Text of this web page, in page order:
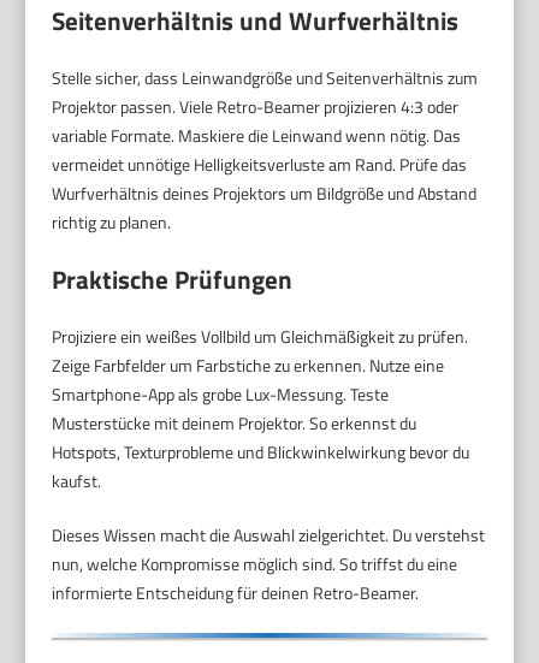
Seitenverhältnis und Wurfverhältnis
Stelle sicher, dass Leinwandgröße und Seitenverhältnis zum
Projektor passen. Viele Retro-Beamer projizieren 4:3 oder
variable Formate. Maskiere die Leinwand wenn nötig. Das
vermeidet unnötige Helligkeitsverluste am Rand. Prüfe das
Wurfverhältnis deines Projektors um Bildgröße und Abstand
richtig zu planen.
Praktische Prüfungen
Projiziere ein weißes Vollbild um Gleichmäßigkeit zu prüfen.
Zeige Farbfelder um Farbstiche zu erkennen. Nutze eine
Smartphone-App als grobe Lux-Messung. Teste
Musterstücke mit deinem Projektor. So erkennst du
Hotspots, Texturprobleme und Blickwinkelwirkung bevor du
kaufst.
Dieses Wissen macht die Auswahl zielgerichtet. Du verstehst
nun, welche Kompromisse möglich sind. So triffst du eine
informierte Entscheidung für deinen Retro-Beamer.